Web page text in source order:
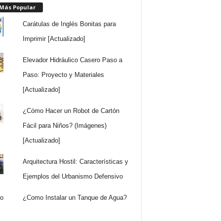
Popular
Carátulas de Inglés Bonitas para
Imprimir [Actualizado]
Elevador Hidráulico Casero Paso a
Paso: Proyecto y Materiales
[Actualizado]
¿Cómo Hacer un Robot de Cartón
Fácil para Niños? (Imágenes)
[Actualizado]
Arquitectura Hostil: Características y
Ejemplos del Urbanismo Defensivo
¿Como Instalar un Tanque de Agua?